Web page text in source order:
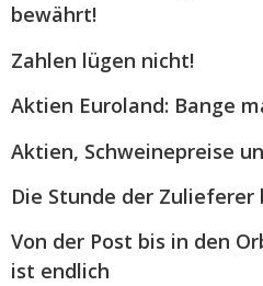
bewährt!
Zahlen lügen nicht!
Aktien Euroland: Bange
Aktien, Schweinepreise
Die Stunde der Zulieferer
Von der Post bis in den
ist endlich